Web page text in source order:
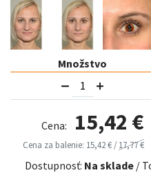
Množstvo
Cena: 15,42 €
Cena za balenie: 15,42 € /17,77 €
Dostupnosť: Na sklade /